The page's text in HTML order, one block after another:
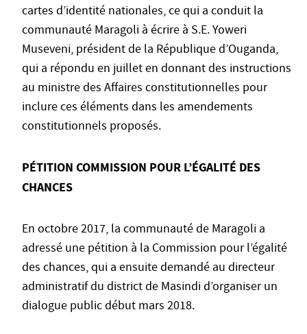
cartes d’identité nationales, ce qui a conduit la
communauté Maragoli à écrire à S.E. Yoweri
Museveni, président de la République d’Ouganda,
qui a répondu en juillet en donnant des instructions
au ministre des Affaires constitutionnelles pour
inclure ces éléments dans les amendements
constitutionnels proposés.
PÉTITION COMMISSION POUR L’ÉGALITÉ DES
CHANCES
En octobre 2017, la communauté de Maragoli a
adressé une pétition à la Commission pour l’égalité
des chances, qui a ensuite demandé au directeur
administratif du district de Masindi d’organiser un
dialogue public début mars 2018.